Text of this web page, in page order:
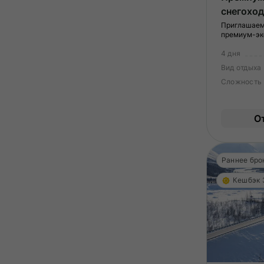
кухня
премиум-
вечерами
люксового
кухня. Мы
экспедиции
4 дня
Вид отдыха
Сложность
Раннее
Кешбэк